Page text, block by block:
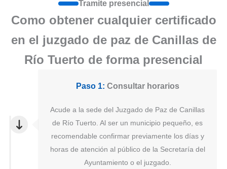
Tramite presencial
Como obtener cualquier certificado
en el juzgado de paz de Canillas de
Río Tuerto de forma presencial
Paso 1: Consultar horarios
Acude a la sede del Juzgado de Paz de Canillas
de Río Tuerto. Al ser un municipio pequeño, es
recomendable confirmar previamente los días y
horas de atención al público de la Secretaría del
Ayuntamiento o el juzgado.